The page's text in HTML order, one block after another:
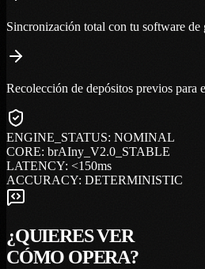
Sincronización total con tu software de
Recolección de depósitos previos para
ENGINE_STATUS: NOMINAL
CORE: brAIny_V2.0_STABLE
LATENCY: <150ms
ACCURACY: DETERMINISTIC
¿QUIERES VER
CÓMO OPERA?